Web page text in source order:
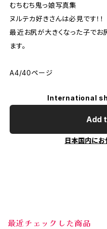
むちむち鬼っ娘写真集
ヌルテカ好きさんは必見です！！
最近お尻が大きくなった子でお
ます。
A4/40ページ
International
Add
日本国内に
最近チェックした商品